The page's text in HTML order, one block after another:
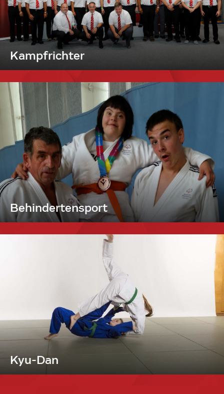
Kampfrichter
Behindertensport
Kyu-Dan